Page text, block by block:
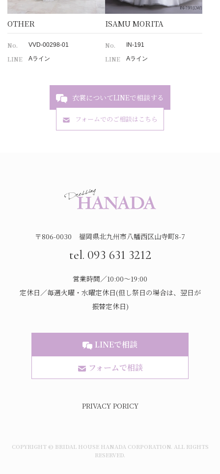
OTHER
No. VVD-00298-01
LINE Aライン
ISAMU MORITA
No. IN-191
LINE Aライン
衣裳についてLINEで相談する
フォームでのご相談はこちら
〒806-0030 福岡県北九州市八幡西区山寺町8-7
tel. 093 631 3212
営業時間／10:00～19:00
定休日／毎週火曜・水曜定休日(但し祭日の場合は、翌日が
振替定休日)
LINEで相談
フォームで相談
PRIVACY PORICY
COPYRIGHT © BRIDAL HOUSE HANADA CORPORATION. ALL RIGHTS
RESERVED.